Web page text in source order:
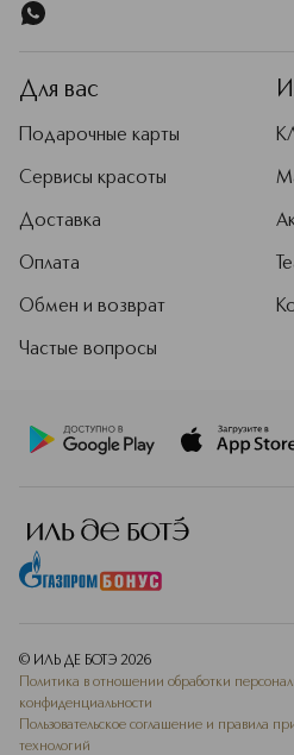
Для вас
Подарочные карты
Сервисы красоты
Доставка
Оплата
Обмен и возврат
Частые вопросы
© ИЛЬ ДЕ БОТЭ 2026
Политика в отношении обработки
конфиденциальности
Пользовательское соглашение и правила
технологий